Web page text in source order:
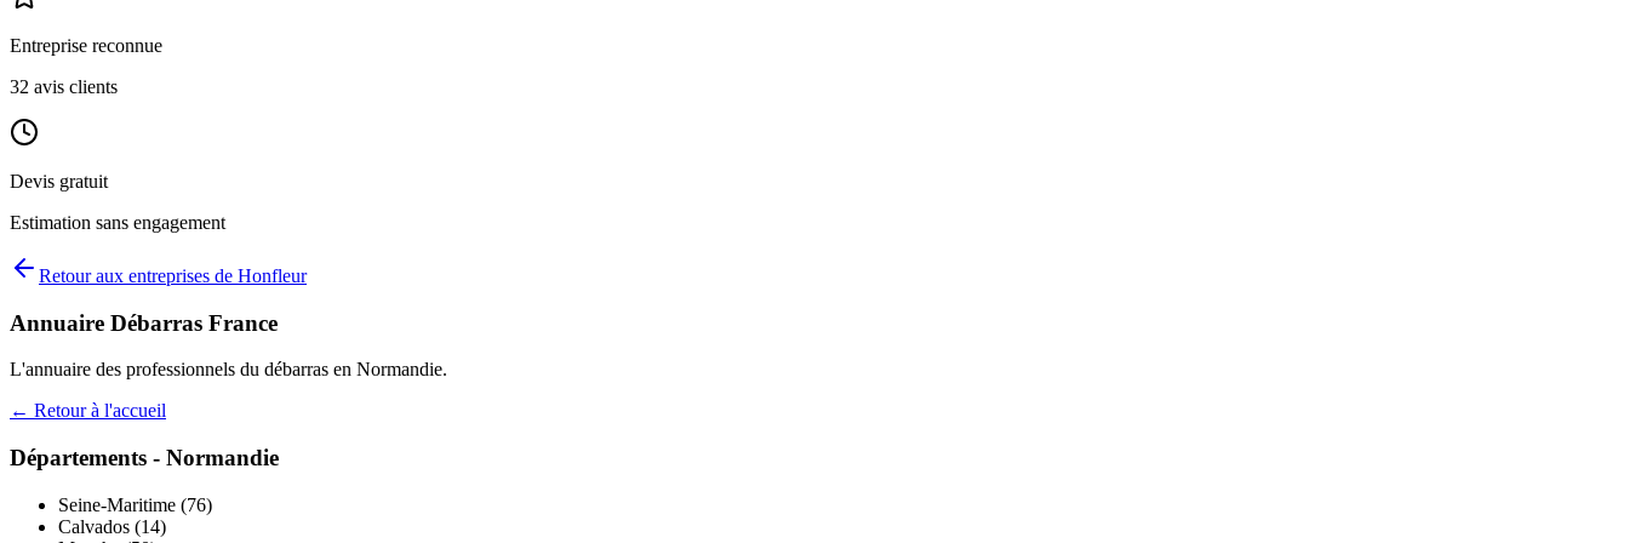
Entreprise reconnue
32 avis clients
Devis gratuit
Estimation sans engagement
Retour aux entreprises de Honfleur
Annuaire Débarras France
L'annuaire des professionnels du débarras en Normandie.
← Retour à l'accueil
Départements - Normandie
Seine-Maritime (76)
Calvados (14)